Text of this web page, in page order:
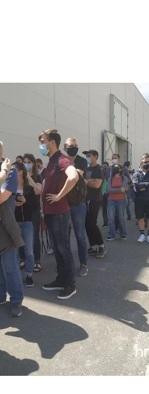
в Международном выставочном
Марьяна Пецух/hromadske
на каждую из которых
2 400 человек.